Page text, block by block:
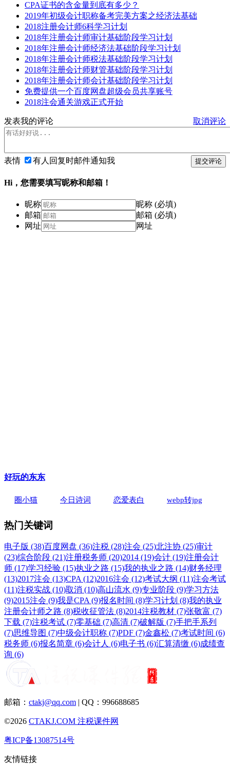
CPA证书的含金量到底有多少？
2019年初级会计职称备考完美方案之经济法基础
2018注册会计师6科学习计划
2018年注册会计师审计基础阶段学习计划
2018年注册会计师经济法基础阶段学习计划
2018年注册会计师税法基础阶段学习计划
2018年注册会计师财管基础阶段学习计划
2018年注册会计师会计基础阶段学习计划
免费提供一个百度网盘超级会员共享账号
2018注会通关游戏正式开始
发表我的评论 取消评论
提交评论
表情 有人回复时邮件通知我
Hi，您需要填写昵称和邮箱！
昵称
昵称 (必填)
邮箱
邮箱 (必填)
网址
网址
好玩的东东
圈小猫 今日诗词 恋爱表白 webp转jpg
热门关键词
电子版 (38)百度网盘 (36)注税 (28)注会 (25)北注协 (25)审计
(23)综合阶段 (21)注册税务师 (20)2014 (19)会计 (19)注册会计
师 (17)学习经验 (15)执业之路 (15)我的执业之路 (14)财务经理
(13)2017注会 (13)CPA (12)2016注会 (12)考试大纲 (11)注会考试
(11)注税实战 (10)取消 (10)高山流水 (9)专业阶段 (9)学习方法
(9)2015注会 (9)我是CPA (9)报名时间 (8)学习计划 (8)我的执业
注册会计师之路 (8)税收征管法 (8)2014注税教材 (7)张敬富 (7)
下载 (7)注税考试 (7)零基础 (7)高清 (7)破解版 (7)手把手系列
(7)思维导图 (7)中级会计职称 (7)PDF (7)金鑫松 (7)考试时间 (6)
税务师 (6)报名简章 (6)会计人 (6)电子书 (6)汇算清缴 (6)成绩查
询 (6)
邮箱： ctakj@qq.com | QQ：996688685
©2026 CTAKJ.COM 注税课件网
粤ICP备13087514号
友情链接